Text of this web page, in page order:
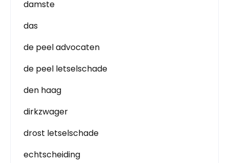
damste
das
de peel advocaten
de peel letselschade
den haag
dirkzwager
drost letselschade
echtscheiding